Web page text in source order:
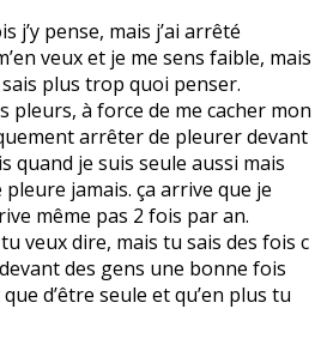
j’y pense, mais j’ai arrêté
veux et je me sens faible, mais
plus trop quoi penser.
pleurs, à force de me cacher mon
arrêter de pleurer devant
quand je suis seule aussi mais
jamais. ça arrive que je
même pas 2 fois par an.
veux dire, mais tu sais des fois c
des gens une bonne fois
d’être seule et qu’en plus tu